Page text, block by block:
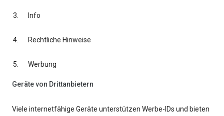
Info
Rechtliche Hinweise
Werbung
Geräte von Drittanbietern
Viele internetfähige Geräte unterstützen Werbe-IDs und bieten